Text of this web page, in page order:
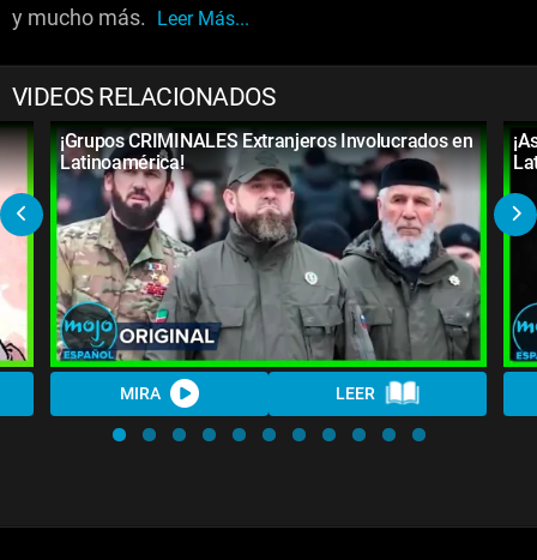
y mucho más. Leer Más...
VIDEOS RELACIONADOS
¡Grupos CRIMINALES Extranjeros Involucrados en
Latinoamérica!
MIRA LEER